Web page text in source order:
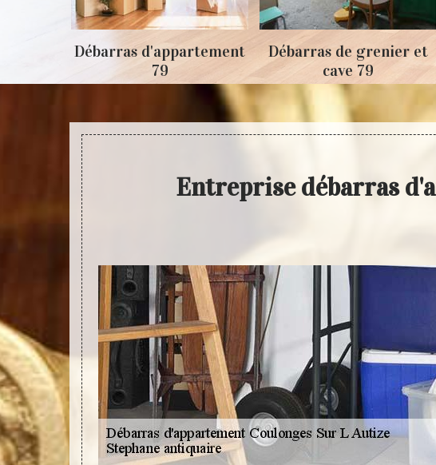
Débarras d'appartement
79
Débarras de grenier et
cave 79
Entreprise débarras